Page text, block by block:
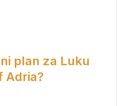
plan za Luku
Adria?